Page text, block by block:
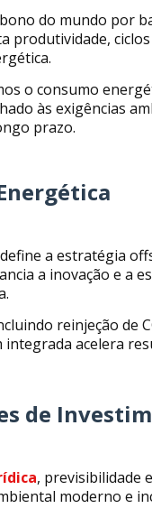
do mundo por
produtividade, ciclos
o consumo
às exigências
prazo.
a estratégia
a inovação e a
reinjeção de
acelera
de
, previsibilidade
moderno e